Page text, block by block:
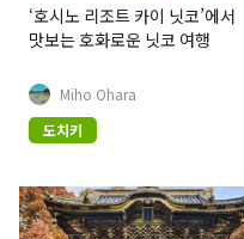
‘호시노 리조트 카이 닛코’에서
맛보는 호화로운 닛코 여행
Miho Ohara
도치키